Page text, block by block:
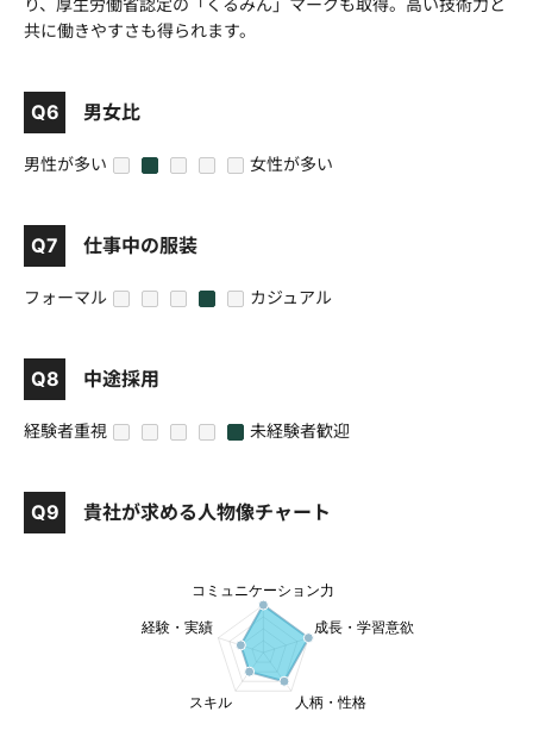
り、厚生労働省認定の「くるみん」マークも取得。高い技術力と
共に働きやすさも得られます。
Q6 男女比
男性が多い
女性が多い
Q7 仕事中の服装
フォーマル
カジュアル
Q8 中途採用
経験者重視
未経験者歓迎
Q9 貴社が求める人物像チャート